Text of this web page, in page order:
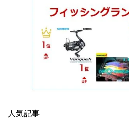
人気記事